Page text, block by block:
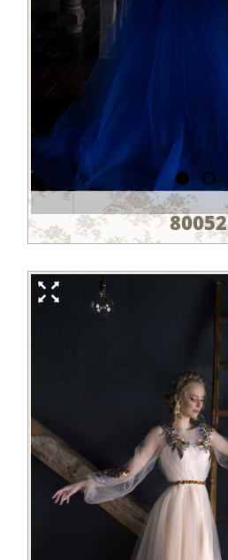
80052